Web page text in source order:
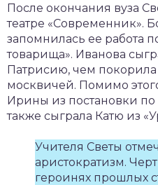
После окончания вуза
театре «Современник».
запомнилась ее работа
товарища». Иванова
Патрисию, чем
москвичей. Помимо
Ирины из постановки по
также сыграла Катю из
Учителя Светы
аристократизм.
героинях прошлых